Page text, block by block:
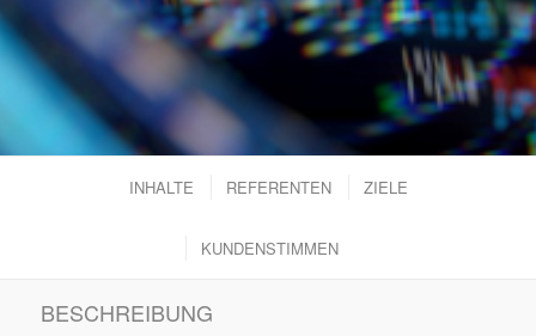
INHALTE REFERENTEN ZIELE
KUNDENSTIMMEN
BESCHREIBUNG